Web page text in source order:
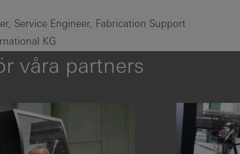
Service Engineer, Fabrication Support
KG
våra partners